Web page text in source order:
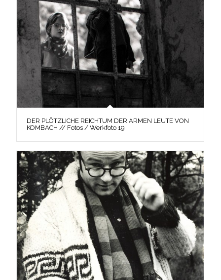
DER PLÖTZLICHE REICHTUM DER ARMEN LEUTE VON
KOMBACH // Fotos / Werkfoto 19